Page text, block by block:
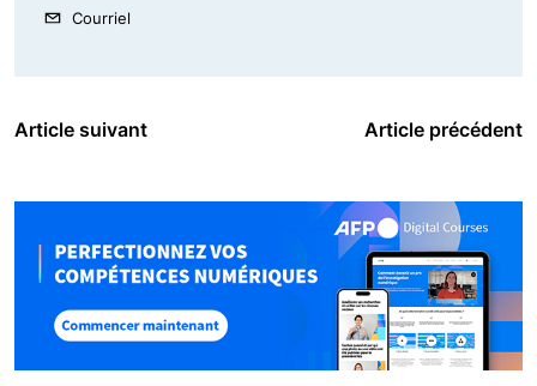
Courriel
Article suivant Article précédent